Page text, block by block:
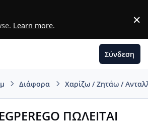
Learn more. ×
Σύνδεση
Διάφορα Χαρίζω / Ζητάω /
ΠΩΛΕΙΤΑΙ